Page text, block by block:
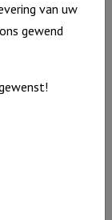
van uw
gewend